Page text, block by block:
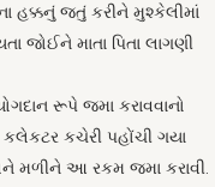
હક્કનું જતું કરીને મુશ્કેલીમાં
જોઈને માતા પિતા લાગણી
રૂપે જમા કરાવવાનો
કચેરી પહોંચી ગયા
મળીને આ રકમ જમા કરાવી.